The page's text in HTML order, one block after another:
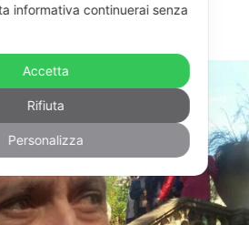
informativa continuerai senza
Accetta
Rifiuta
Personalizza